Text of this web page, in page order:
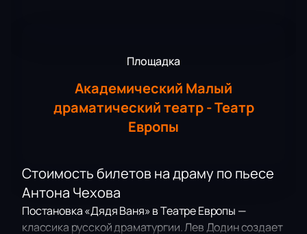
Площадка
Академический Малый
драматический театр - Театр
Европы
Стоимость билетов на драму по пьесе
Антона Чехова
Постановка «Дядя Ваня» в Театре Европы —
классика русской драматургии. Лев Додин создает